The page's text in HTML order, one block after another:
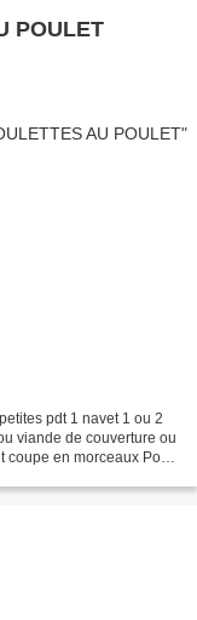
POULET
viande de couverture ou
en morceaux Pour